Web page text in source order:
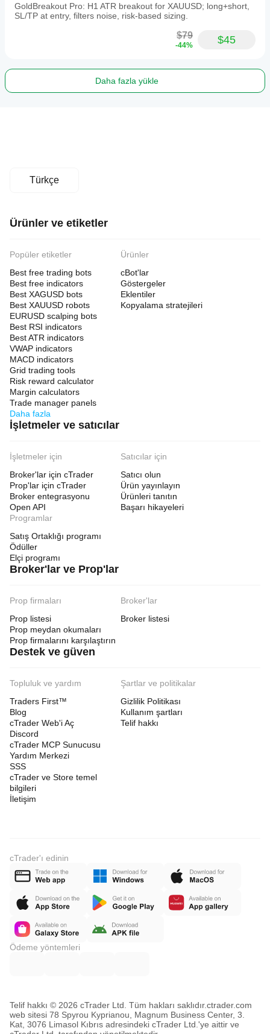
GoldBreakout Pro: H1 ATR breakout for XAUUSD; long+short,
SL/TP at entry, filters noise, risk-based sizing.
$79
-44% $45
Daha fazla yükle
Türkçe
Ürünler ve etiketler
Popüler etiketler
Best free trading bots
Best free indicators
Best XAGUSD bots
Best XAUUSD robots
EURUSD scalping bots
Best RSI indicators
Best ATR indicators
VWAP indicators
MACD indicators
Grid trading tools
Risk reward calculator
Margin calculators
Trade manager panels
Daha fazla
Ürünler
cBot'lar
Göstergeler
Eklentiler
Kopyalama stratejileri
İşletmeler ve satıcılar
İşletmeler için
Broker'lar için cTrader
Prop'lar için cTrader
Broker entegrasyonu
Open API
Satıcılar için
Satıcı olun
Ürün yayınlayın
Ürünleri tanıtın
Başarı hikayeleri
Programlar
Satış Ortaklığı programı
Ödüller
Elçi programı
Broker'lar ve Prop'lar
Prop firmaları
Prop listesi
Prop meydan okumaları
Prop firmalarını karşılaştırın
Broker'lar
Broker listesi
Destek ve güven
Topluluk ve yardım
Traders First™
Blog
cTrader Web'i Aç
Discord
cTrader MCP Sunucusu
Yardım Merkezi
SSS
cTrader ve Store temel
bilgileri
İletişim
Şartlar ve politikalar
Gizlilik Politikası
Kullanım şartları
Telif hakkı
cTrader'ı edinin
Ödeme yöntemleri
Telif hakkı © 2026 cTrader Ltd. Tüm hakları saklıdır.ctrader.com
web sitesi 78 Spyrou Kyprianou, Magnum Business Center, 3.
Kat, 3076 Limasol Kıbrıs adresindeki cTrader Ltd.'ye aittir ve